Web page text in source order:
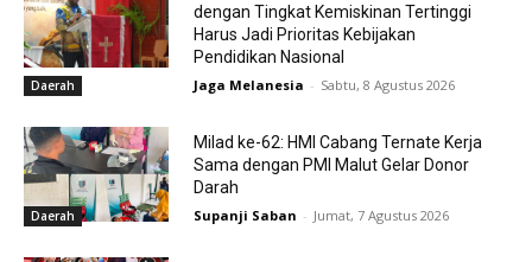
Daerah
dengan Tingkat Kemiskinan Tertinggi
Harus Jadi Prioritas Kebijakan
Pendidikan Nasional
Jaga Melanesia - Sabtu, 8 Agustus 2026
Daerah
Milad ke-62: HMI Cabang Ternate Kerja
Sama dengan PMI Malut Gelar Donor
Darah
Supanji Saban - Jumat, 7 Agustus 2026